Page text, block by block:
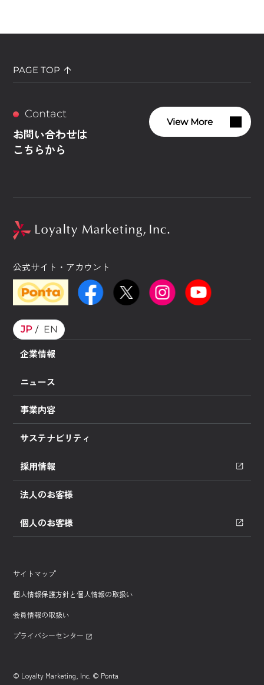
PAGE TOP
Contact
お問い合わせは
こちらから
View More
公式サイト・アカウント
JP EN
企業情報
ニュース
事業内容
サステナビリティ
採用情報
法人のお客様
個人のお客様
サイトマップ
個人情報保護方針と個人情報の取扱い
会員情報の取扱い
プライバシーセンター
© Loyalty Marketing, Inc. © Ponta